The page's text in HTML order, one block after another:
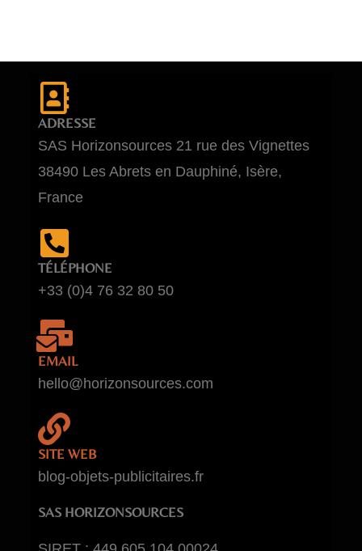
ADRESSE
SAS Horizonsources 21 rue des Vignettes
38490 Les Abrets en Dauphiné, Isère,
France
TÉLÉPHONE
+33 (0)4 76 32 80 50
EMAIL
hello@horizonsources.com
SITE WEB
blog-objets-publicitaires.fr
SAS HORIZONSOURCES